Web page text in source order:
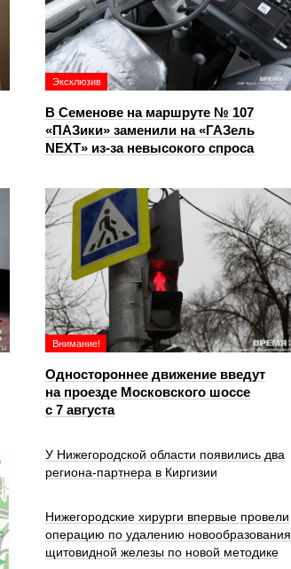
Эксклюзив
В Семенове на маршруте № 107
«ПАЗики» заменили на «ГАЗель
NEXT» из‑за невысокого спроса
Внимание!
Одностороннее движение введут
на проезде Московского шоссе
с 7 августа
У Нижегородской области появились два
региона-партнера в Киргизии
Нижегородские хирурги впервые провели
операцию по удалению новообразования
щитовидной железы по новой методике